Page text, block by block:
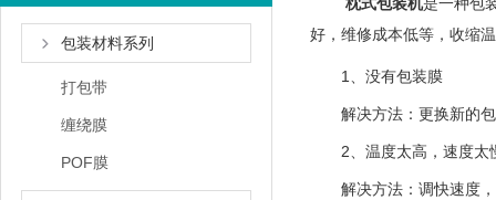
包装材料系列
打包带
缠绕膜
POF膜
好，维修成本低等，收缩
1、没有包装膜
解决方法：更换新的包
2、温度太高，速度太
解决方法：调快速度，